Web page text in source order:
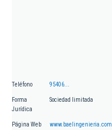
Teléfono 95406...
Forma
Jurídica
Sociedad limitada
Página Web www.baelingenieria.com